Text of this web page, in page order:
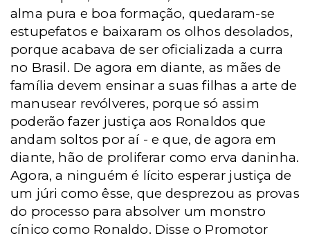
alma pura e boa formação, quedaram-se
estupefatos e baixaram os olhos desolados,
porque acabava de ser oficializada a curra
no Brasil. De agora em diante, as mães de
família devem ensinar a suas filhas a arte de
manusear revólveres, porque só assim
poderão fazer justiça aos Ronaldos que
andam soltos por aí - e que, de agora em
diante, hão de proliferar como erva daninha.
Agora, a ninguém é lícito esperar justiça de
um júri como êsse, que desprezou as provas
do processo para absolver um monstro
cínico como Ronaldo. Disse o Promotor